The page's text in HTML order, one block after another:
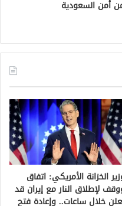
أمن السعودية
الخزانة الأمريكي: اتفاق
لإطلاق النار مع إيران قد
خلال ساعات.. وإعادة فتح